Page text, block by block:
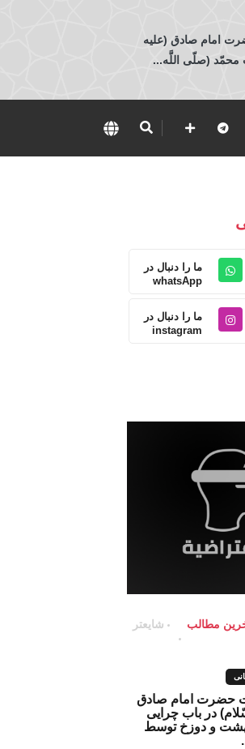
امام صادق (عليه
(صلّى اللَّه...
ما را دنبال در
whatsApp
ما را دنبال در
instagram
مطالب شایعتر
حضرت امام صادق
در باب چرایی
و دوزخ توسط